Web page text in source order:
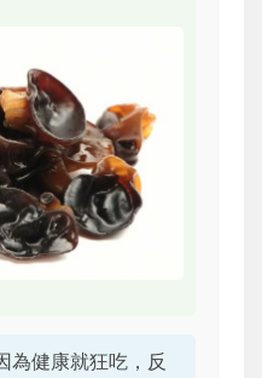
為健康就狂吃，反